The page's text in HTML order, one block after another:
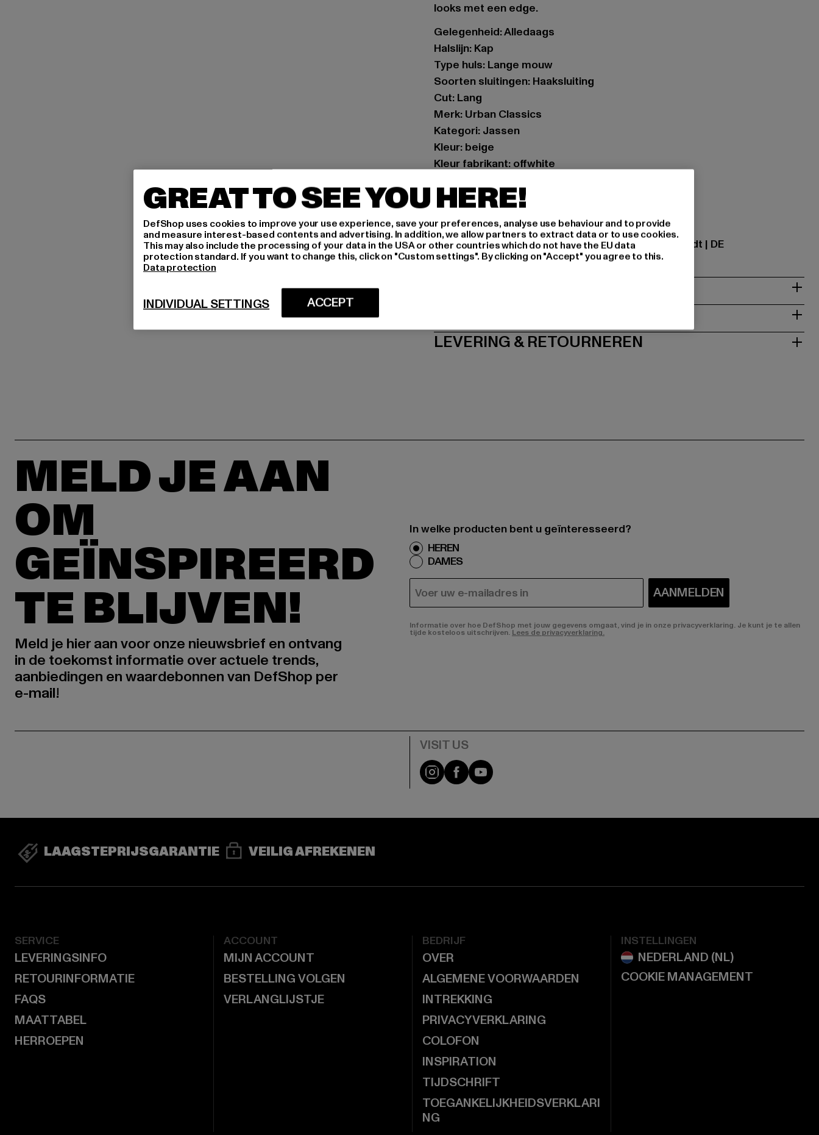
looks met een edge.
Gelegenheid: Alledaags
Halslijn: Kap
Type huls: Lange mouw
Soorten sluitingen: Haaksluiting
Cut: Lang
Merk: Urban Classics
Kategori: Jassen
Kleur: beige
Kleur fabrikant: offwhite
Art.Nr: TB2375-00555
Fabrikant: TB International GmbH |info@tbint.de
Dr.-Robert-Murjahn-Straße 7 | 64372 Ober-Ramstadt | DE
LEVERING & RETOURNEREN
MELD JE AAN
OM
GEÏNSPIREERD
TE BLIJVEN!
Meld je hier aan voor onze nieuwsbrief en ontvang
in de toekomst informatie over actuele trends,
aanbiedingen en waardebonnen van DefShop per
e-mail!
In welke producten bent u geïnteresseerd?
HEREN
DAMES
E-MAIL AANMELDEN
Informatie over hoe DefShop met jouw gegevens omgaat, vind je in onze privacyverklaring. Je kunt je te allen
tijde kosteloos uitschrijven. Lees de privacyverklaring.
Visit our Instagram page:
Visit our Facebook page:
Visit our YouTube channel:
LAAGSTEPRIJSGARANTIE VEILIG AFREKENEN
SERVICE
LEVERINGSINFO
RETOURINFORMATIE
FAQS
MAATTABEL
HERROEPEN
ACCOUNT
MIJN ACCOUNT
BESTELLING VOLGEN
VERLANGLIJSTJE
BEDRIJF
OVER
ALGEMENE VOORWAARDEN
INTREKKING
PRIVACYVERKLARING
COLOFON
INSPIRATION
TIJDSCHRIFT
TOEGANKELIJKHEIDSVERKLARI
NG
INSTELLINGEN
COOKIE MANAGEMENT
GREAT TO SEE YOU HERE!
DefShop uses cookies to improve your use experience, save your preferences, analyse use behaviour and to provide
and measure interest-based contents and advertising. In addition, we allow partners to extract data or to use cookies.
This may also include the processing of your data in the USA or other countries which do not have the EU data
protection standard. If you want to change this, click on "Custom settings". By clicking on "Accept" you agree to this.
Data protection
ACCEPT
INDIVIDUAL SETTINGS